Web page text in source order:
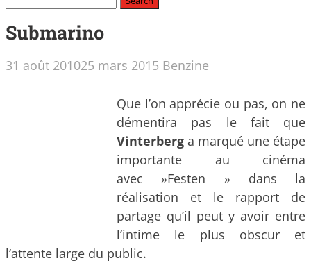
Submarino
31 août 201025 mars 2015 Benzine
Que l’on apprécie ou pas, on ne
démentira pas le fait que
Vinterberg a marqué une étape
importante au cinéma
avec »Festen » dans la
réalisation et le rapport de
partage qu’il peut y avoir entre
l’intime le plus obscur et
l’attente large du public.